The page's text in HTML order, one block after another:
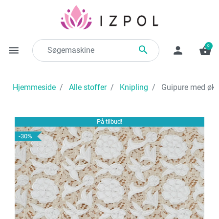
menu  person shopping_basket
0
Hjemmeside Alle stoffer Knipling Guipure med
På tilbud!
-30%